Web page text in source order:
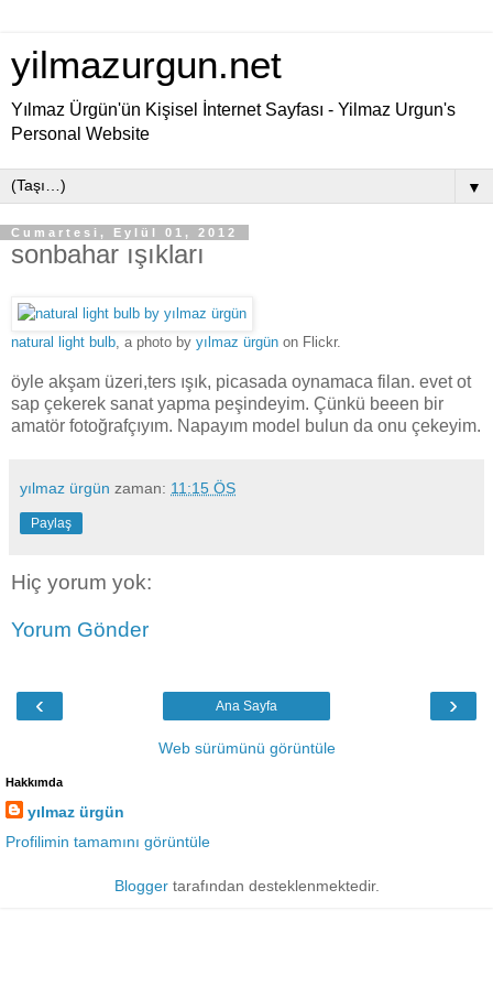
yilmazurgun.net
Yılmaz Ürgün'ün Kişisel İnternet Sayfası - Yilmaz Urgun's
Personal Website
▼
Cumartesi, Eylül 01, 2012
sonbahar ışıkları
natural light bulb , a photo by yılmaz ürgün on Flickr.
öyle akşam üzeri,ters ışık, picasada oynamaca filan. evet ot
sap çekerek sanat yapma peşindeyim. Çünkü beeen bir
amatör fotoğrafçıyım. Napayım model bulun da onu çekeyim.
yılmaz ürgün zaman: 11:15 ÖS
Paylaş
Hiç yorum yok:
Yorum Gönder
‹ ›
Ana Sayfa
Web sürümünü görüntüle
Hakkımda
yılmaz ürgün
Profilimin tamamını görüntüle
Bloggertarafından desteklenmektedir.